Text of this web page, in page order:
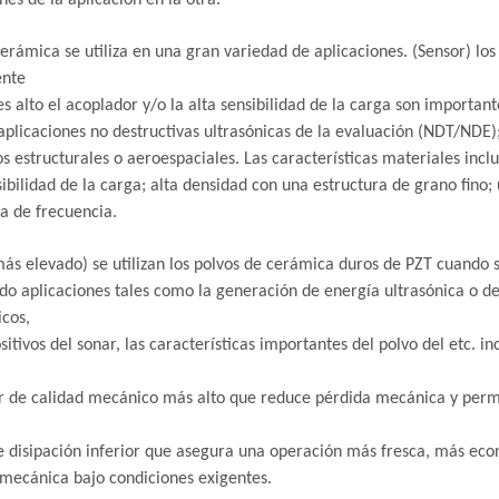
se utiliza en una gran variedad de aplicaciones. (Sensor)
alto el acoplador y/o la alta sensibilidad de la carga son
no destructivas ultrasónicas de la evaluación (NDT/
estructurales o aeroespaciales. Las características materiales
de la carga; alta densidad con una estructura de grano
de frecuencia.
elevado) se utilizan los polvos de cerámica duros de PZT
aplicaciones tales como la generación de energía ultrasónica o
del sonar, las características importantes del polvo del etc.
de calidad mecánico más alto que reduce pérdida mecánica y
disipación inferior que asegura una operación más fresca, más
bajo condiciones exigentes.